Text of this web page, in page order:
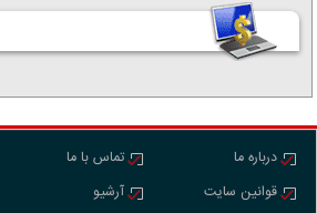
درباره ما
قوانین سایت
تماس با ما
آرشیو